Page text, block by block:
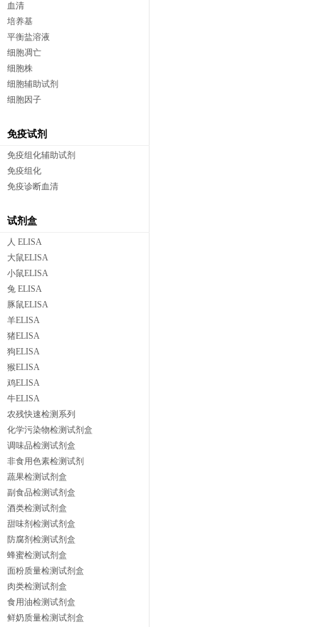
血清
培养基
平衡盐溶液
细胞凋亡
细胞株
细胞辅助试剂
细胞因子
免疫试剂
免疫组化辅助试剂
免疫组化
免疫诊断血清
试剂盒
人 ELISA
大鼠ELISA
小鼠ELISA
兔 ELISA
豚鼠ELISA
羊ELISA
猪ELISA
狗ELISA
猴ELISA
鸡ELISA
牛ELISA
农残快速检测系列
化学污染物检测试剂盒
调味品检测试剂盒
非食用色素检测试剂
蔬果检测试剂盒
副食品检测试剂盒
酒类检测试剂盒
甜味剂检测试剂盒
防腐剂检测试剂盒
蜂蜜检测试剂盒
面粉质量检测试剂盒
肉类检测试剂盒
食用油检测试剂盒
鲜奶质量检测试剂盒